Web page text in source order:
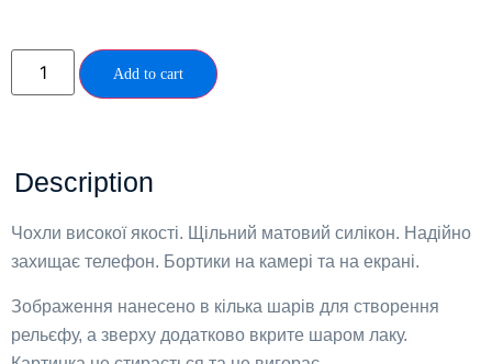
Add to cart
Description
Чохли високої якості. Щільний матовий силікон. Надійно
захищає телефон. Бортики на камері та на екрані.
Зображення нанесено в кілька шарів для створення
рельєфу, а зверху додатково вкрите шаром лаку.